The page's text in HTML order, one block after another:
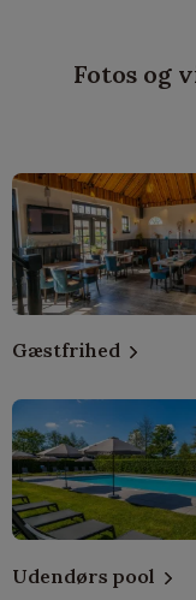
Fotos og
Gæstfrihed
Udendørs pool